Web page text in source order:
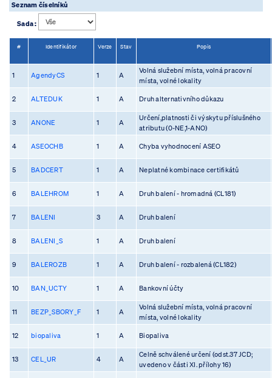
Seznam číselníků
Sada :
# Identifikátor Verze Stav Popis
1 AgendyCS 1 A
Volná služební místa, volná pracovní
místa, volné lokality
2 ALTEDUK 1 A Druh alternativního důkazu
3 ANONE 1 A
Určení,platnosti či výskytu příslušného
atributu (0-NE,1-ANO)
4 ASEOCHB 1 A Chyba vyhodnocení ASEO
5 BADCERT 1 A Neplatné kombinace certifikátů
6 BALEHROM 1 A Druh balení - hromadná (CL181)
7 BALENI 3 A Druh balení
8 BALENI_S 1 A Druh balení
9 BALEROZB 1 A Druh balení - rozbalená (CL182)
10 BAN_UCTY 1 A Bankovní účty
11 BEZP_SBORY_F 1 A
Volná služební místa, volná pracovní
místa, volné lokality
12 biopaliva 1 A Biopaliva
13 CEL_UR 4 A
Celně schválené určení (odst.37 JCD;
uvedeno v části XI. přílohy 16)